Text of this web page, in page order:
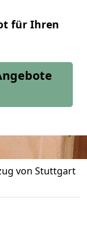
für Ihren
von Stuttgart